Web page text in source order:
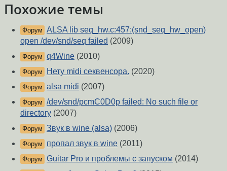
Похожие темы
Форум ALSA lib seq_hw.c:457:(snd_seq_hw_open)
open /dev/snd/seq failed (2009)
Форум q4Wine (2010)
Форум Нету midi секвенсора. (2020)
Форум alsa midi (2007)
Форум /dev/snd/pcmC0D0p failed: No such file or
directory (2007)
Форум Звук в wine (alsa) (2006)
Форум пропал звук в wine (2011)
Форум Guitar Pro и проблемы с запуском (2014)